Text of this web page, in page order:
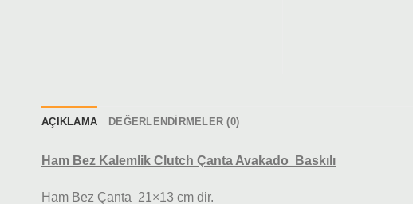
AÇIKLAMA DEĞERLENDIRMELER (0)
Ham Bez Kalemlik Clutch Çanta Avakado Baskılı
Ham Bez Çanta 21×13 cm dir.